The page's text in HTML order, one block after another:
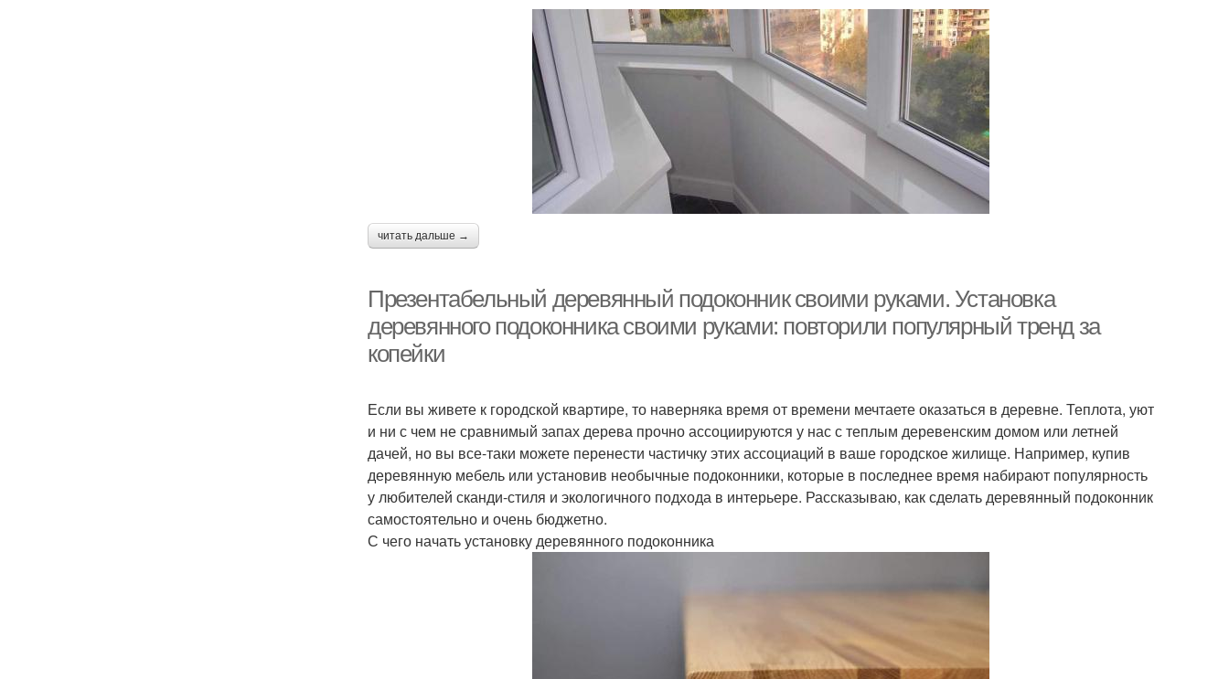
читать дальше →
Презентабельный деревянный подоконник своими руками. Установка
деревянного подоконника своими руками: повторили популярный тренд за
копейки
Если вы живете к городской квартире, то наверняка время от времени мечтаете оказаться в деревне. Теплота, уют
и ни с чем не сравнимый запах дерева прочно ассоциируются у нас с теплым деревенским домом или летней
дачей, но вы все-таки можете перенести частичку этих ассоциаций в ваше городское жилище. Например, купив
деревянную мебель или установив необычные подоконники, которые в последнее время набирают популярность
у любителей сканди-стиля и экологичного подхода в интерьере. Рассказываю, как сделать деревянный подоконник
самостоятельно и очень бюджетно.
С чего начать установку деревянного подоконника